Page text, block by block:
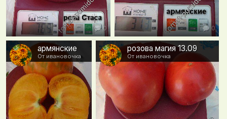
0 0
армянские
От ивановочка
розова магия 13.09
От ивановочка